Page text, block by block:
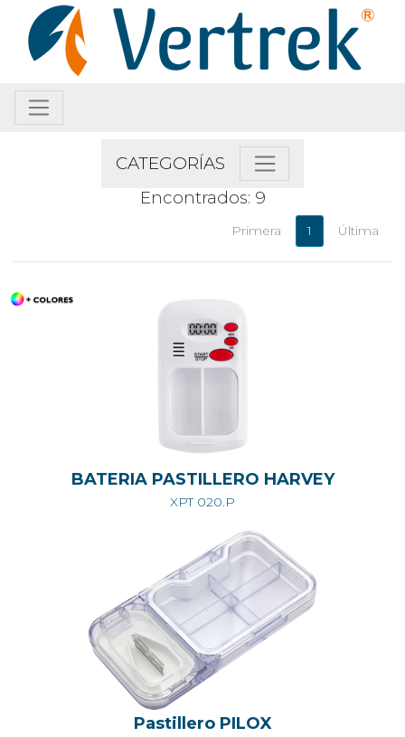
CATEGORÍAS
Encontrados: 9
Primera 1 Última
BATERIA PASTILLERO HARVEY
XPT 020.P
Pastillero PILOX